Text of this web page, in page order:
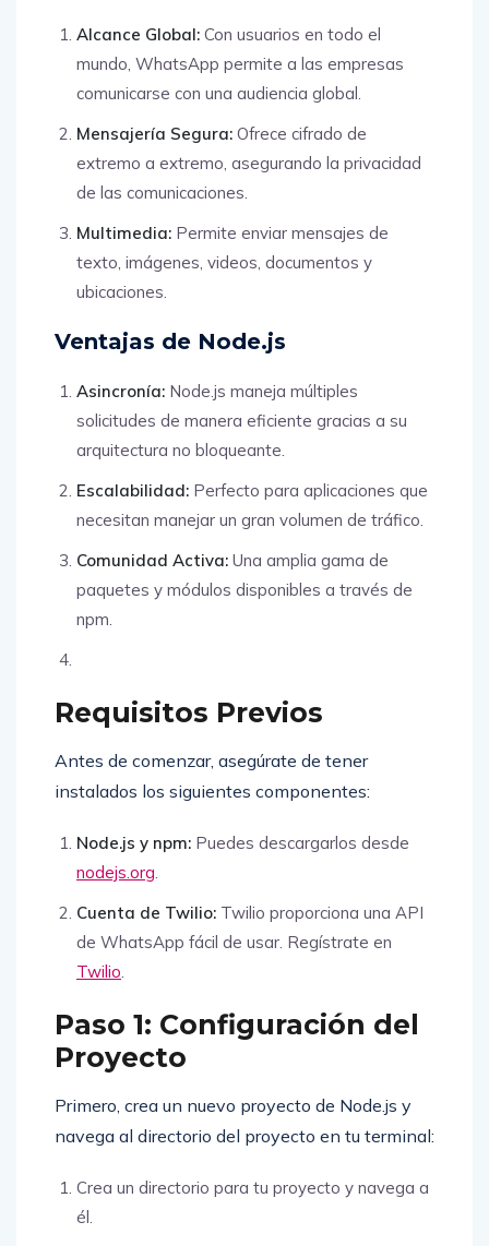
Alcance Global: Con usuarios en todo el
mundo, WhatsApp permite a las empresas
comunicarse con una audiencia global.
Mensajería Segura: Ofrece cifrado de
extremo a extremo, asegurando la privacidad
de las comunicaciones.
Multimedia: Permite enviar mensajes de
texto, imágenes, videos, documentos y
ubicaciones.
Ventajas de Node.js
Asincronía: Node.js maneja múltiples
solicitudes de manera eficiente gracias a su
arquitectura no bloqueante.
Escalabilidad: Perfecto para aplicaciones que
necesitan manejar un gran volumen de tráfico.
Comunidad Activa: Una amplia gama de
paquetes y módulos disponibles a través de
npm.
Requisitos Previos
Antes de comenzar, asegúrate de tener
instalados los siguientes componentes:
Node.js y npm: Puedes descargarlos desde
nodejs.org.
Cuenta de Twilio: Twilio proporciona una API
de WhatsApp fácil de usar. Regístrate en
Twilio.
Paso 1: Configuración del
Proyecto
Primero, crea un nuevo proyecto de Node.js y
navega al directorio del proyecto en tu terminal:
Crea un directorio para tu proyecto y navega a
él.